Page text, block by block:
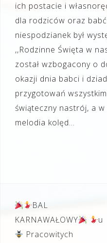
ich postacie i
dla rodziców oraz
niespodzianek był
,,Rodzinne Święta w
został wzbogacony o
okazji dnia babci i
przygotowań
świąteczny nastrój, a
melodia kolęd…
Nawigacja
wpisu
BAL
KARNAWAŁOWY
u
Pracowitych